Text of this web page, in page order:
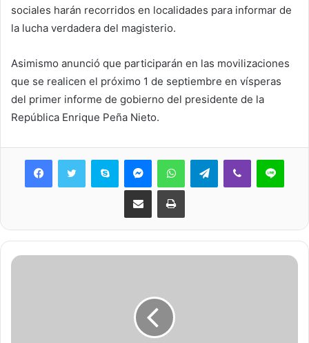
sociales harán recorridos en localidades para informar de
la lucha verdadera del magisterio.
Asimismo anunció que participarán en las movilizaciones
que se realicen el próximo 1 de septiembre en vísperas
del primer informe de gobierno del presidente de la
República Enrique Peña Nieto.
Skype MessengerWhatsAppTelegramViber Line
Share via Email Print